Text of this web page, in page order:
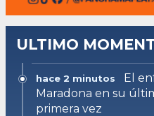
ULTIMO
hace 2 minutos
El
Maradona en su
primera vez